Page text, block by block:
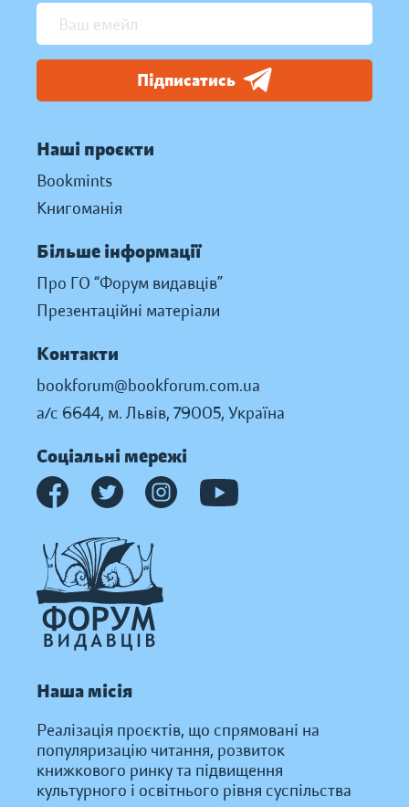
Підписатись
Наші проєкти
Bookmints
Книгоманія
Більше інформації
Про ГО “Форум видавців”
Презентаційні матеріали
Контакти
bookforum@bookforum.com.ua
а/с 6644, м. Львів, 79005, Україна
Соціальні мережі
Наша місія
Реалізація проєктів, що спрямовані на
популяризацію читання, розвиток
книжкового ринку та підвищення
культурного і освітнього рівня суспільства